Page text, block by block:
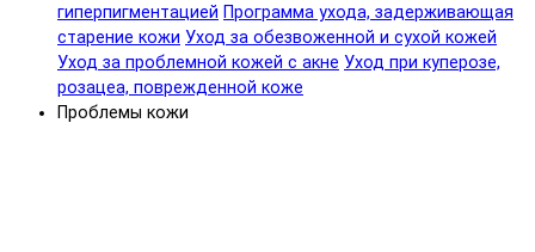
гиперпигментацией Программа ухода, задерживающая
старение кожи Уход за обезвоженной и сухой кожей
Уход за проблемной кожей с акне Уход при куперозе,
розацеа, поврежденной коже
Проблемы кожи